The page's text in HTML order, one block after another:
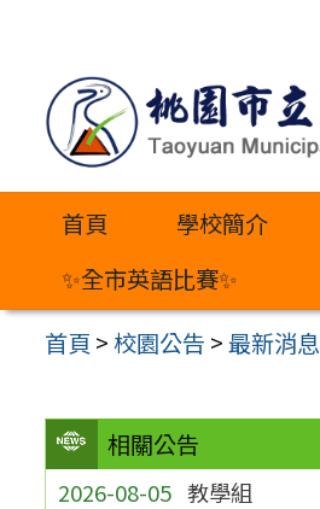
內
首頁 學校簡介
✨全市英語比賽✨
首頁 >校園公告 >最新消息
相關公告
2026-08-05 教學組